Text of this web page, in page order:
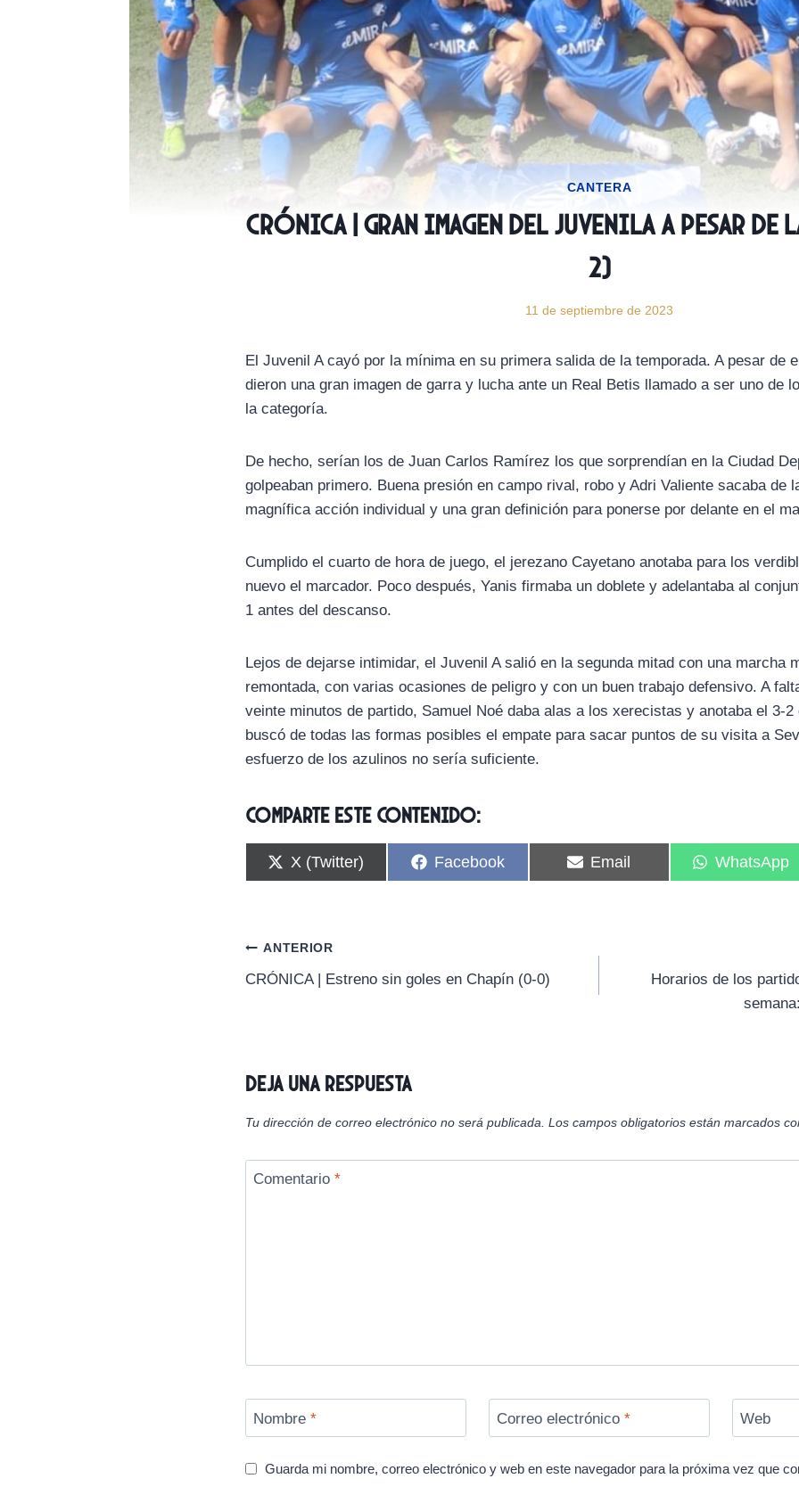
CANTERA
CRÓNICA | Gran imagen del JuvenilA a pesar
2)
11 de septiembre de 2023
El Juvenil A cayó por la mínima en su primera salida de la temporada. A pesar de
dieron una gran imagen de garra y lucha ante un Real Betis llamado a ser uno de
la categoría.
De hecho, serían los de Juan Carlos Ramírez los que sorprendían en la Ciudad
golpeaban primero. Buena presión en campo rival, robo y Adri Valiente sacaba de
magnífica acción individual y una gran definición para ponerse por delante en el
Cumplido el cuarto de hora de juego, el jerezano Cayetano anotaba para los
nuevo el marcador. Poco después, Yanis firmaba un doblete y adelantaba al
1 antes del descanso.
Lejos de dejarse intimidar, el Juvenil A salió en la segunda mitad con una marcha
remontada, con varias ocasiones de peligro y con un buen trabajo defensivo. A
veinte minutos de partido, Samuel Noé daba alas a los xerecistas y anotaba el 3-2
buscó de todas las formas posibles el empate para sacar puntos de su visita a
esfuerzo de los azulinos no sería suficiente.
Comparte este contenido:
C
o
r
t
i
r
X (Twitter)
C
o
i
r
Facebook
C
o
Email
C
o
i
r
WhatsApp
Navegación
de
ANTERIOR
CRÓNICA | Estreno sin goles en Chapín (0-0)
Horarios de los
Deja una respuesta
Tu dirección de correo electrónico no será publicada. Los campos obligatorios están marcados
Comentario *
Nombre * Correo electrónico * Web
Guarda mi nombre, correo electrónico y web en este navegador para la próxima vez que